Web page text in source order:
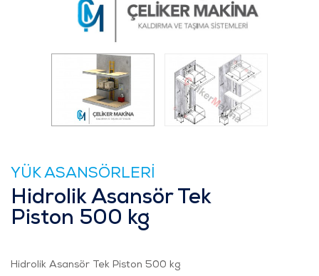
YÜK ASANSÖRLERİ
Hidrolik Asansör Tek
Piston 500 kg
Hidrolik Asansör Tek Piston 500 kg